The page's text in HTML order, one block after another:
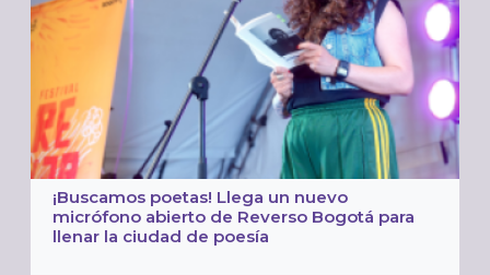
¡Buscamos poetas! Llega un nuevo
micrófono abierto de Reverso Bogotá para
llenar la ciudad de poesía